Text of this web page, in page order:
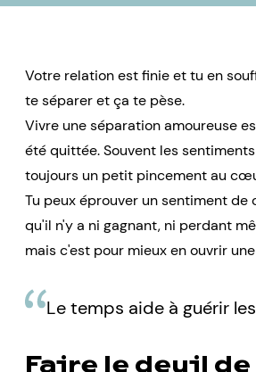
Votre relation est finie et tu en
te séparer et ça te pèse.
Vivre une séparation amoureuse
été quittée. Souvent les
toujours un petit pincement au
Tu peux éprouver un sentiment
qu'il n'y a ni gagnant, ni perdant
mais c'est pour mieux en ouvrir
Le temps aide à guérir
Faire le deuil